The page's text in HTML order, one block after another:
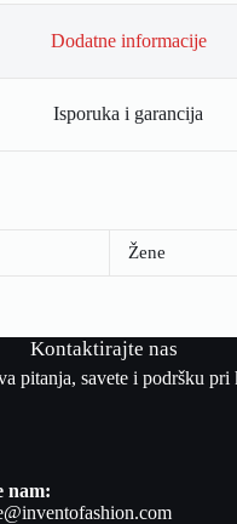
Dodatne informacije
Isporuka i garancija
Žene
Kontaktirajte nas
pitanja, savete i podršku
nam: